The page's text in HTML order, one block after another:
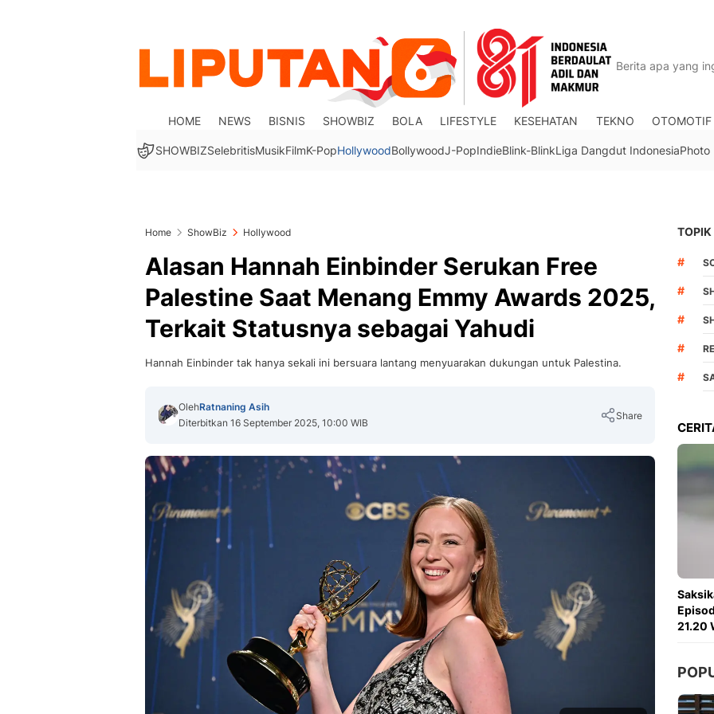
HOME NEWS BISNIS SHOWBIZ BOLA LIFESTYLE KESEHATAN TEKNO OTOMOTIF
SHOWBIZSelebritisMusikFilmK-PopHollywoodBollywoodJ-PopIndieBlink-BlinkLiga Dangdut IndonesiaPhoto
Home ShowBiz Hollywood
Alasan Hannah Einbinder Serukan Free
Palestine Saat Menang Emmy Awards 2025,
Terkait Statusnya sebagai Yahudi
Hannah Einbinder tak hanya sekali ini bersuara lantang menyuarakan dukungan untuk Palestina.
OlehRatnaning Asih
Diterbitkan 16 September 2025, 10:00 WIB
Share
Copy Link
TOPIK
#
#
#
#
#
21.20